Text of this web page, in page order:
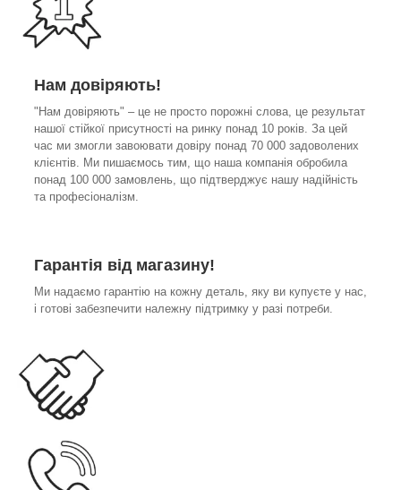
Нам довіряють!
"Нам довіряють" – це не просто порожні слова, це результат
нашої стійкої присутності на ринку понад 10 років. За цей
час ми змогли завоювати довіру понад 70 000 задоволених
клієнтів. Ми пишаємось тим, що наша компанія обробила
понад 100 000 замовлень, що підтверджує нашу надійність
та професіоналізм.
Гарантія від магазину!
Ми надаємо гарантію на кожну деталь, яку ви купуєте у нас,
і готові забезпечити належну підтримку у разі потреби.